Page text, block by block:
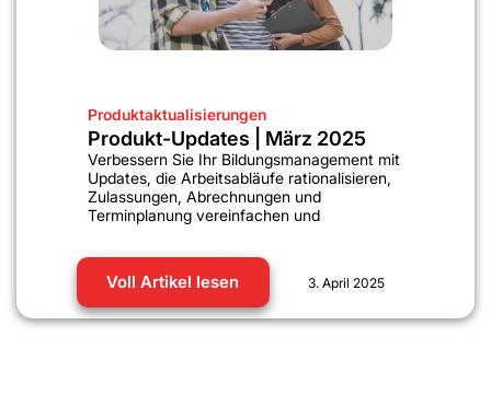
Produktaktualisierungen
Produkt-Updates | März 2025
Verbessern Sie Ihr Bildungsmanagement mit
Updates, die Arbeitsabläufe rationalisieren,
Zulassungen, Abrechnungen und
Terminplanung vereinfachen und
Voll Artikel lesen 3. April 2025